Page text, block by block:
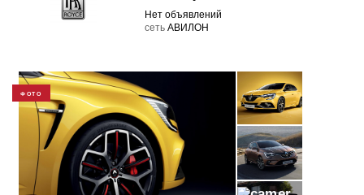
Нет объявлений
cеть АВИЛОН
ФОТО